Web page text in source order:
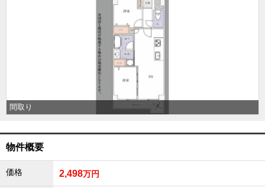
間取り
物件概要
価格 2,498万円
東京全域エリア
東京全域エリアの新築一戸建
東京全域エリアのマンション
東京全域エリアの土地
神奈川全域エリア